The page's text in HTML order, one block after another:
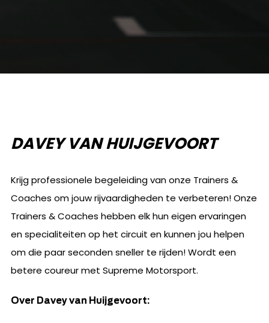
DAVEY VAN HUIJGEVOORT
Krijg professionele begeleiding van onze Trainers &
Coaches om jouw rijvaardigheden te verbeteren! Onze
Trainers & Coaches hebben elk hun eigen ervaringen
en specialiteiten op het circuit en kunnen jou helpen
om die paar seconden sneller te rijden! Wordt een
betere coureur met Supreme Motorsport.
Over Davey van Huijgevoort: